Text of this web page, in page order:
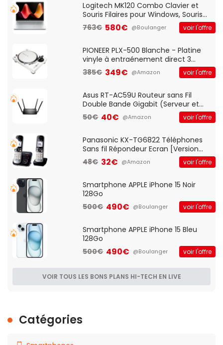
QWERTY UK - Noir
Logitech MK120 Combo Clavier et
Souris Filaires pour Windows, Souris
Optique Filaire, Connexion USB Plug
And Play, Confortable, Taille
QWERTY UK - Noir
763€ 580€ @Boulanger voir l'offre
PIONEER PLX-500 Blanche - Platine
vinyle à entraénement direct 3
vitesses (33-45-78 trs/min) avec
pre-ampli intégré et port USB
385€ 349€ @Amazon voir l'offre
Asus RT-AC59U Routeur sans Fil
Double Bande Gigabit (Serveur et
Client VPN, Triple Vlan, Mode Point
d'accès et Bridge, contrôle Parental,
50€ 40€ @Amazon voir l'offre
Panasonic KX-TG6822 Téléphones
Sans fil Répondeur Ecran [Version
Française]
48€ 32€ @Amazon voir l'offre
Smartphone APPLE iPhone 15 Noir
128Go
500€ 490€ @Boulanger voir l'offre
Smartphone APPLE iPhone 15 Bleu
128Go
500€ 490€ @Boulanger voir l'offre
VOIR TOUS LES BONS PLANS HI-TECH EN LIVE
Catégories